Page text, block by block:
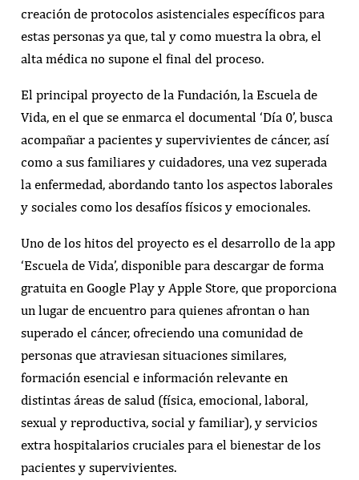
creación de protocolos asistenciales específicos para
estas personas ya que, tal y como muestra la obra, el
alta médica no supone el final del proceso.
El principal proyecto de la Fundación, la Escuela de
Vida, en el que se enmarca el documental ‘Día 0’, busca
acompañar a pacientes y supervivientes de cáncer, así
como a sus familiares y cuidadores, una vez superada
la enfermedad, abordando tanto los aspectos laborales
y sociales como los desafíos físicos y emocionales.
Uno de los hitos del proyecto es el desarrollo de la app
‘Escuela de Vida’, disponible para descargar de forma
gratuita en Google Play y Apple Store, que proporciona
un lugar de encuentro para quienes afrontan o han
superado el cáncer, ofreciendo una comunidad de
personas que atraviesan situaciones similares,
formación esencial e información relevante en
distintas áreas de salud (física, emocional, laboral,
sexual y reproductiva, social y familiar), y servicios
extra hospitalarios cruciales para el bienestar de los
pacientes y supervivientes.